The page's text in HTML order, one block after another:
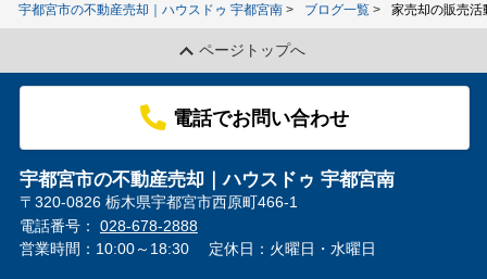
宇都宮市の不動産売却｜ハウスドゥ 宇都宮南 ブログ一覧 家売却の販売活
ページトップへ
電話でお問い合わせ
宇都宮市の不動産売却｜ハウスドゥ 宇都宮南
〒320-0826 栃木県宇都宮市西原町466-1
電話番号： 028-678-2888
営業時間：10:00～18:30
定休日：火曜日・水曜日